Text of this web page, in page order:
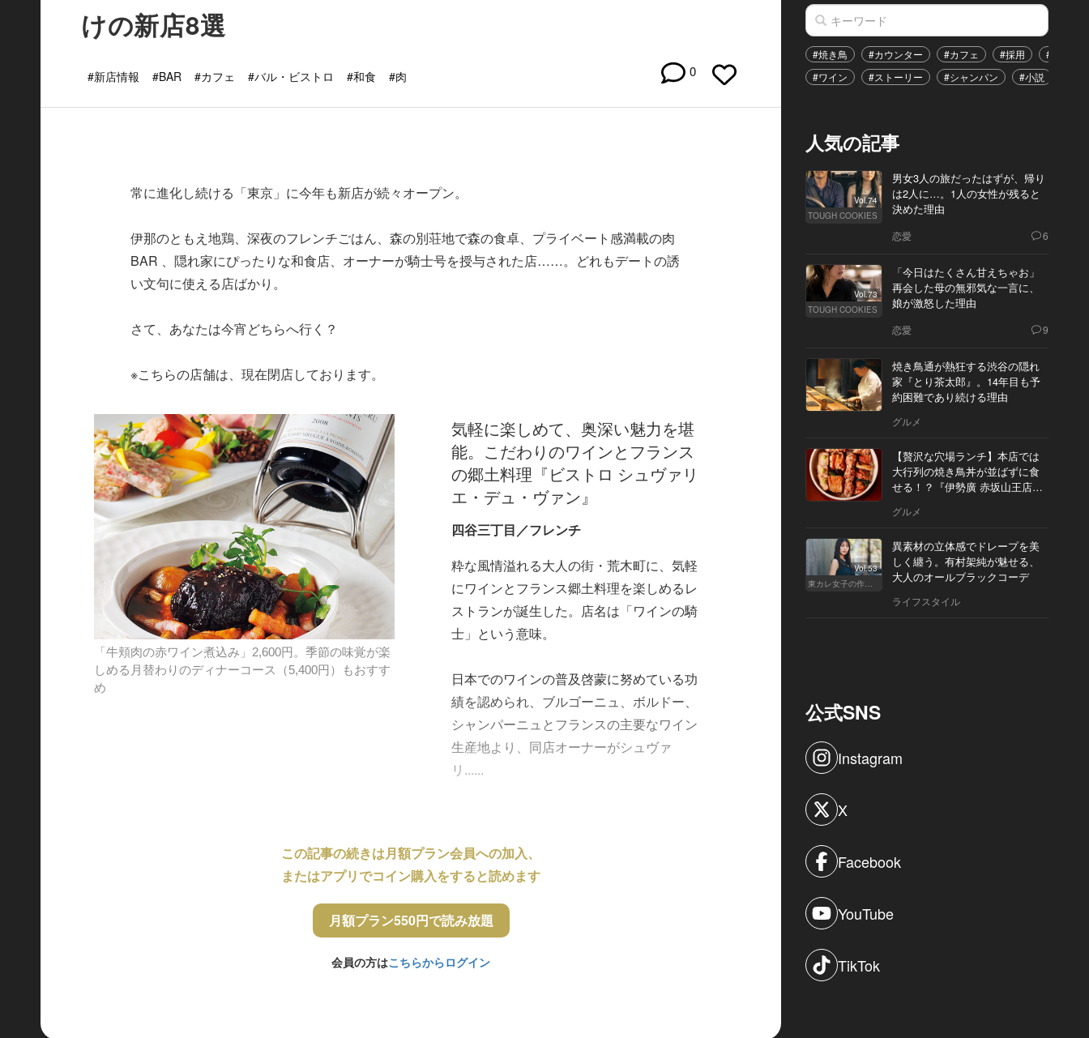
けの新店8選
#新店情報 #BAR #カフェ #バル・ビストロ #和食 #肉 0
常に進化し続ける「東京」に今年も新店が続々オープン。
伊那のともえ地鶏、深夜のフレンチごはん、森の別荘地で森の食卓、プライベート感満載の肉
BAR 、隠れ家にぴったりな和食店、オーナーが騎士号を授与された店……。どれもデートの誘
い文句に使える店ばかり。
さて、あなたは今宵どちらへ行く？
※こちらの店舗は、現在閉店しております。
「牛頬肉の赤ワイン煮込み」2,600円。季節の味覚が楽
しめる月替わりのディナーコース（5,400円）もおすす
め
気軽に楽しめて、奥深い魅力を堪
能。こだわりのワインとフランス
の郷土料理『ビストロ シュヴァリ
エ・デュ・ヴァン』
四谷三丁目／フレンチ
粋な風情溢れる大人の街・荒木町に、気軽
にワインとフランス郷土料理を楽しめるレ
ストランが誕生した。店名は「ワインの騎
士」という意味。
日本でのワインの普及啓蒙に努めている功
績を認められ、ブルゴーニュ、ボルドー、
シャンパーニュとフランスの主要なワイン
生産地より、同店オーナーがシュヴァ
リ......
この記事の続きは月額プラン会員への加入、
またはアプリでコイン購入をすると読めます
月額プラン550円で読み放題
会員の方はこちらからログイン
#焼き鳥 #カウンター #カフェ #採用
#恋愛
#ワイン
#ストーリー #シャンパン #小説
人気の記事
Vol.74
TOUGH COOKIES
男女3人の旅だったはずが、帰り
は2人に…。1人の女性が残ると
決めた理由
恋愛 6
Vol.73
TOUGH COOKIES
「今日はたくさん甘えちゃお」
再会した母の無邪気な一言に、
娘が激怒した理由
恋愛 9
焼き鳥通が熱狂する渋谷の隠れ
家『とり茶太郎』。14年目も予
約困難であり続ける理由
グルメ
【贅沢な穴場ランチ】本店では
大行列の焼き鳥丼が並ばずに食
せる！？『伊勢廣 赤坂山王店』
グルメ
Vol.53
東カレ女子の作り方
異素材の立体感でドレープを美
しく纏う。有村架純が魅せる、
大人のオールブラックコーデ
ライフスタイル
公式SNS
Instagram
X
Facebook
YouTube
TikTok